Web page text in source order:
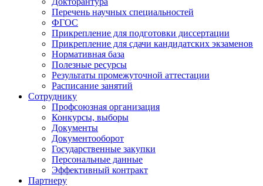
Перечень научных специальностей
ФГОС
Прикрепление для подготовки диссертации
Прикрепление для сдачи кандидатских экзаменов
Нормативная база
Полезные ресурсы
Результаты промежуточной аттестации
Расписание занятий
Сотруднику
Профсоюзная организация
Конкурсы, выборы
Документы
Документооборот
Государственные закупки
Персональные данные
Эффективный контракт
Партнеру